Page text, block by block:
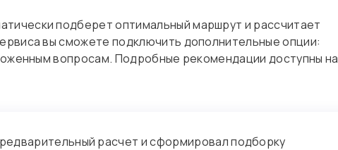
подберет оптимальный маршрут и рассчитает
вы сможете подключить дополнительные опции:
вопросам. Подробные рекомендации доступны на
расчет и сформировал подборку